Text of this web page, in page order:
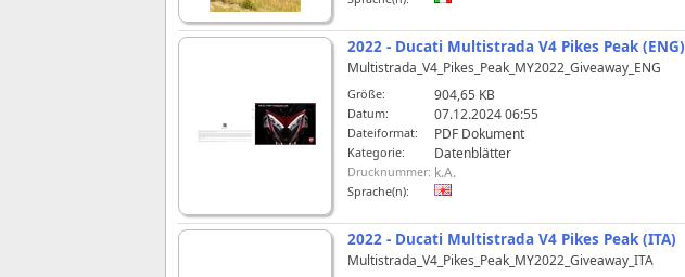
2022 - Ducati Multistrada V4 Pikes Peak (ENG)
Multistrada_V4_Pikes_Peak_MY2022_Giveaway_ENG
Größe: 904,65 KB
Datum: 07.12.2024 06:55
Dateiformat: PDF Dokument
Kategorie: Datenblätter
Drucknummer: k.A.
Sprache(n):
2022 - Ducati Multistrada V4 Pikes Peak (ITA)
Multistrada_V4_Pikes_Peak_MY2022_Giveaway_ITA